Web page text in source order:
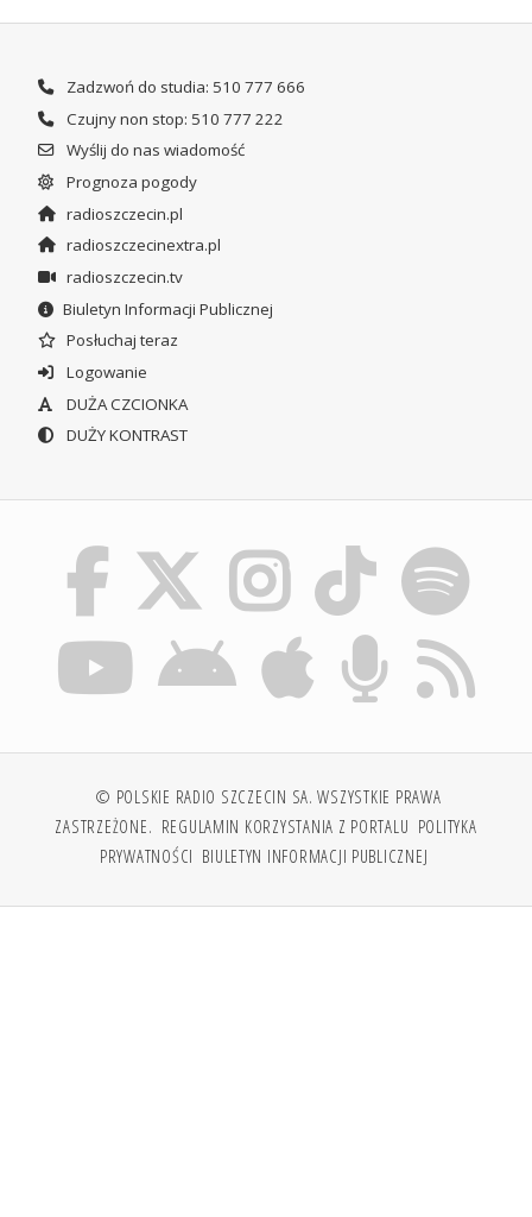
Zadzwoń do studia: 510 777 666
Czujny non stop: 510 777 222
Wyślij do nas wiadomość
Prognoza pogody
radioszczecin.pl
radioszczecinextra.pl
radioszczecin.tv
Biuletyn Informacji Publicznej
Posłuchaj teraz
Logowanie
DUŻA CZCIONKA
DUŻY KONTRAST
© POLSKIE RADIO SZCZECIN SA. WSZYSTKIE PRAWA
ZASTRZEŻONE. REGULAMIN KORZYSTANIA Z PORTALU POLITYKA
PRYWATNOŚCI BIULETYN INFORMACJI PUBLICZNEJ